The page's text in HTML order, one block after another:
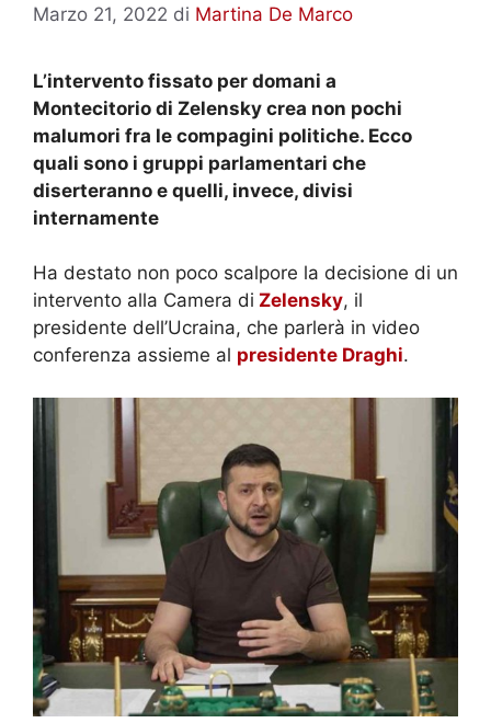
Marzo 21, 2022 di Martina De Marco
L’intervento fissato per domani a
Montecitorio di Zelensky crea non pochi
malumori fra le compagini politiche. Ecco
quali sono i gruppi parlamentari che
diserteranno e quelli, invece, divisi
internamente
Ha destato non poco scalpore la decisione di un
intervento alla Camera di Zelensky, il
presidente dell’Ucraina, che parlerà in video
conferenza assieme al presidente Draghi.